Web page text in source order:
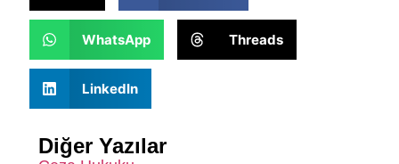
WhatsApp Threads
LinkedIn
Diğer Yazılar